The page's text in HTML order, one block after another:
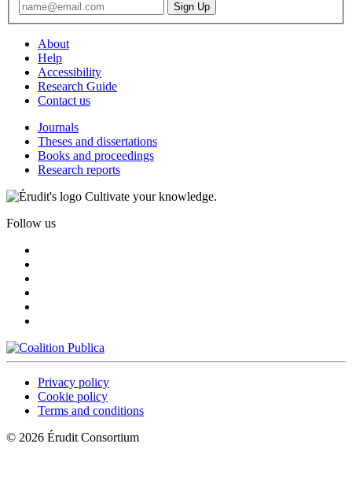
About
Help
Accessibility
Research Guide
Contact us
Journals
Theses and dissertations
Books and proceedings
Research reports
Cultivate your knowledge.
Follow us
Privacy policy
Cookie policy
Terms and conditions
© 2026 Érudit Consortium